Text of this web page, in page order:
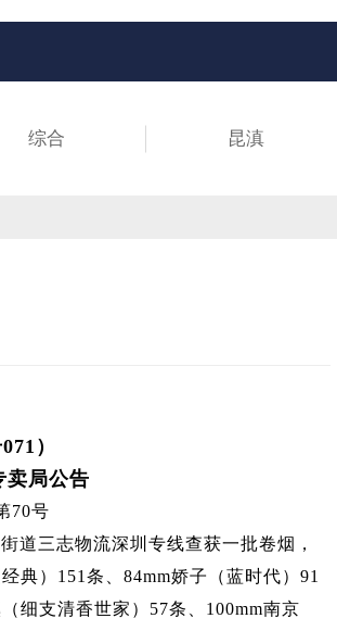
综合 昆滇
）
卖局公告
70号
道三志物流深圳专线查获一批卷烟，
典）151条、84mm娇子（蓝时代）91
细支清香世家）57条、100mm南京